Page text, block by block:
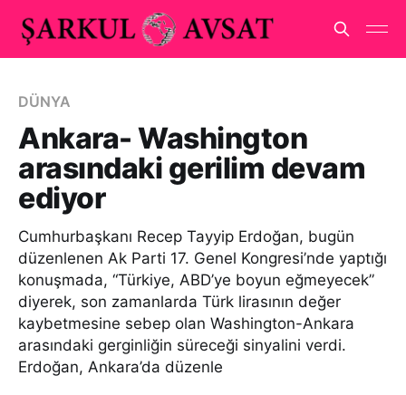
DÜNYA
Ankara- Washington
arasındaki gerilim devam
ediyor
Cumhurbaşkanı Recep Tayyip Erdoğan, bugün
düzenlenen Ak Parti 17. Genel Kongresi’nde yaptığı
konuşmada, “Türkiye, ABD’ye boyun eğmeyecek”
diyerek, son zamanlarda Türk lirasının değer
kaybetmesine sebep olan Washington-Ankara
arasındaki gerginliğin süreceği sinyalini verdi.
Erdoğan, Ankara’da düzenle